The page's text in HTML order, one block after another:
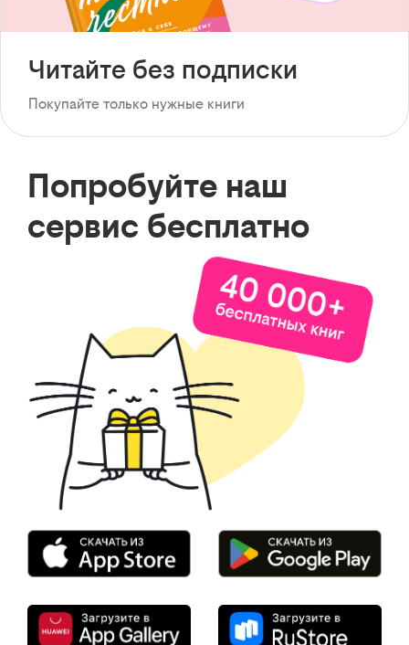
Читайте без подписки
Покупайте только нужные книги
Попробуйте наш
сервис бесплатно